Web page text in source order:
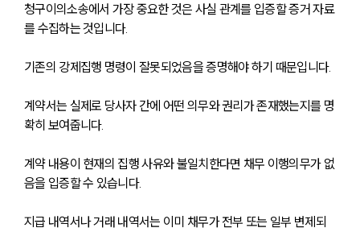
청구이의소송에서 가장 중요한 것은 사실 관계를 입증할 증거 자료
를 수집하는 것입니다.
기존의 강제집행 명령이 잘못되었음을 증명해야 하기 때문입니다.
계약서는 실제로 당사자 간에 어떤 의무와 권리가 존재했는지를 명
확히 보여줍니다.
계약 내용이 현재의 집행 사유와 불일치한다면 채무 이행의무가 없
음을 입증할 수 있습니다.
지급 내역서나 거래 내역서는 이미 채무가 전부 또는 일부 변제되